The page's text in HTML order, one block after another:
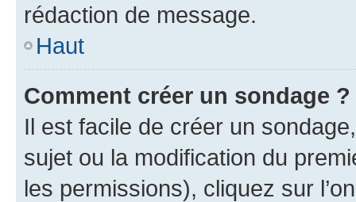
rédaction de message.
Haut
Comment créer un sondage ?
Il est facile de créer un
sujet ou la modification du
les permissions), cliquez sur